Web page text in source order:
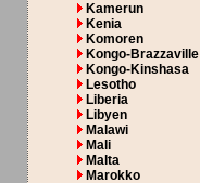
Kamerun
Kenia
Komoren
Kongo-Brazzaville
Kongo-Kinshasa
Lesotho
Liberia
Libyen
Malawi
Mali
Malta
Marokko